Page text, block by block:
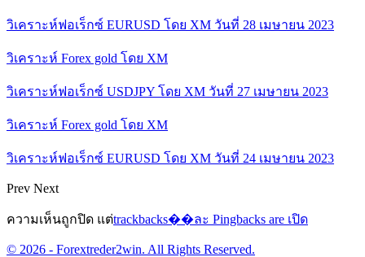
วิเคราะห์ฟอเร็กซ์ EURUSD โดย XM วันที่ 28 เมษายน 2023
วิเคราะห์ Forex gold โดย XM
วิเคราะห์ฟอเร็กซ์ USDJPY โดย XM วันที่ 27 เมษายน 2023
วิเคราะห์ Forex gold โดย XM
วิเคราะห์ฟอเร็กซ์ EURUSD โดย XM วันที่ 24 เมษายน 2023
Prev Next
ความเห็นถูกปิด แต่trackbacks��ละ Pingbacks are เปิด
© 2026 - Forextreder2win. All Rights Reserved.